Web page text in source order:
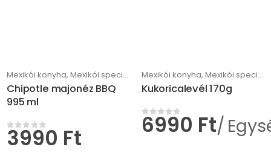
Mexikói konyha,Mexikói specialitások
Chipotle majonéz BBQ
995 ml
0az 5-ből
3990 Ft
Mexikói konyha, Mexikói specialitások
Kukoricalevél 170g
0az 5-ből
6990 Ft